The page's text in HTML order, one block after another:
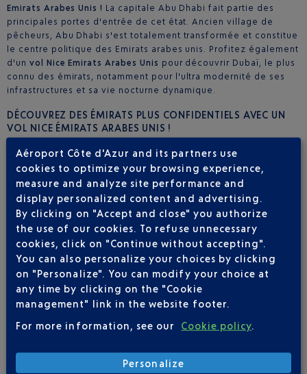
Emirats Arabes Unis ! La capitale Abu Dhabi fait partie des
principales portes d'entrée de cet état. Ancien village de
pêcheurs, Abu Dhabi s'est totalement transformée et constitue
le centre politique des Emirats arabes unis. Profitez également
d'un vol Nice Emirats Arabes Unis pour découvrir Dubaï, le plus
connu des émirats, notamment pour l'ultra modernité de ses
infrastructures et sa vie nocturne dynamique.
DÉCOUVREZ DES ÉMIRATS PLUS CONFIDENTIELS AVEC UN
VOL NICE ÉMIRATS ARABES UNIS !
Mais lesÉmirats Arabes Unisne se limitent pas à ces deux
seuls émirats. Les plus petits émirats offrent encore une nature
préservée avec des palmeraies et des oasis majestueuses. A
la descente desvols Nice Émirats Arabes Unis, vous n'aurez
que l'embarras du choix. Peut-être choisirez-vous Ras al-
Khaimah, le plus septentrional des émirats, pour sa situation
géographique privilégiée. Niché entre le désert, la montagne
et la mer, Ras al-Khaimah conserve un charme intact qui séduit
les touristes en quête d'authenticité. Pour un séjour aux Emirats
Arabes Unisplus culturel, privilégiez Sharjah, le troisième plus
grand émirat, où vous pourrez visiter la plus grande mosquée
du pays, le musée d'histoire naturelle ou encore le musée
Aéroport Côte d'Azur and its partners use
cookies to optimize your browsing experience,
measure and analyze site performance and
display personalized content and advertising.
By clicking on "Accept and close" you authorize
the use of our cookies. To refuse unnecessary
cookies, click on "Continue without accepting".
You can also personalize your choices by clicking
on "Personalize". You can modify your choice at
any time by clicking on the "Cookie
management" link in the website footer.
For more information, see our
Cookie policy.
Personalize